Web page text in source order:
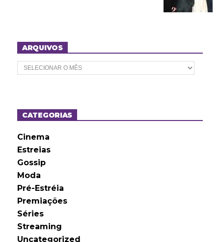
ARQUIVOS
A
r
o
sCATEGORIAS
Cinema
Estreias
Gossip
Moda
Pré-Estréia
Premiações
Séries
Streaming
Uncategorized